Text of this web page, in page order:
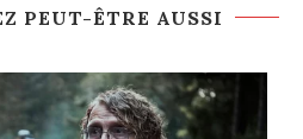
PEUT-ÊTRE AUSSI